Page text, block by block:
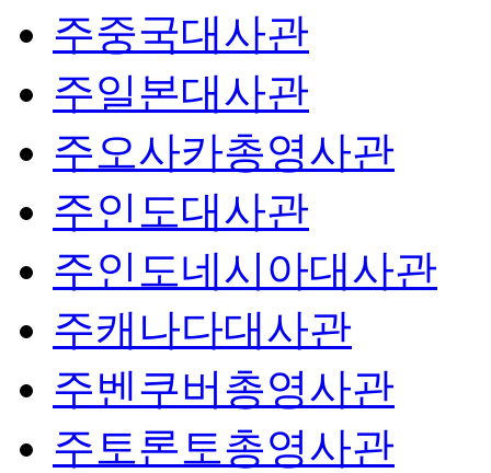
주중국대사관
주일본대사관
주오사카총영사관
주인도대사관
주인도네시아대사관
주캐나다대사관
주벤쿠버총영사관
주토론토총영사관